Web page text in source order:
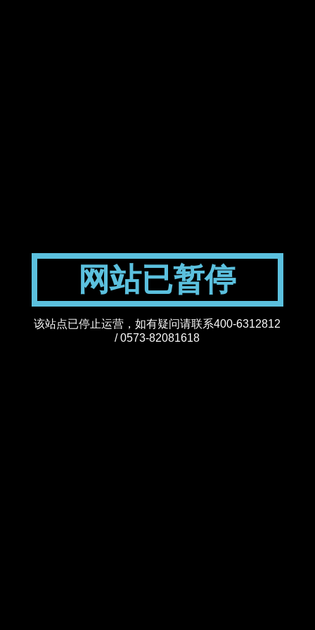
网站已暂停
该站点已停止运营，如有疑问请联系400-6312812
/ 0573-82081618